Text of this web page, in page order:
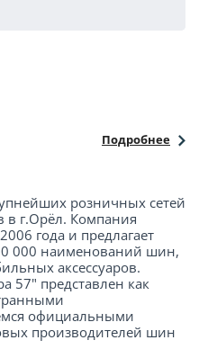
Подробнее
розничных сетей
в г.Орёл. Компания
года и предлагает
000 наименований шин,
аксессуаров.
57" представлен как
официальными
производителей шин